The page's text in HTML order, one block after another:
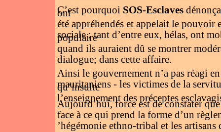
C’est pourquoi SOS-Esclaves
ont
été appréhendés et appelait le
sociale ; tant d’entre eux, hélas, ont
populaire
quand ils auraient dû se montrer
dialogue; dans cette affaire.
Ainsi le gouvernement n’a pas réagi
mauritaniens - les victimes de la
qu’insulte
l’enseignement des préceptes
Aujourd’hui, force est de constater
face à ce qui prend la forme d’un
’hégémonie ethno-tribal et les